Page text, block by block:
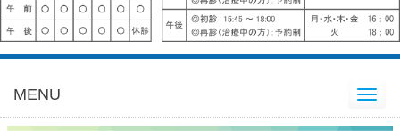
MENU Toggle
navigation